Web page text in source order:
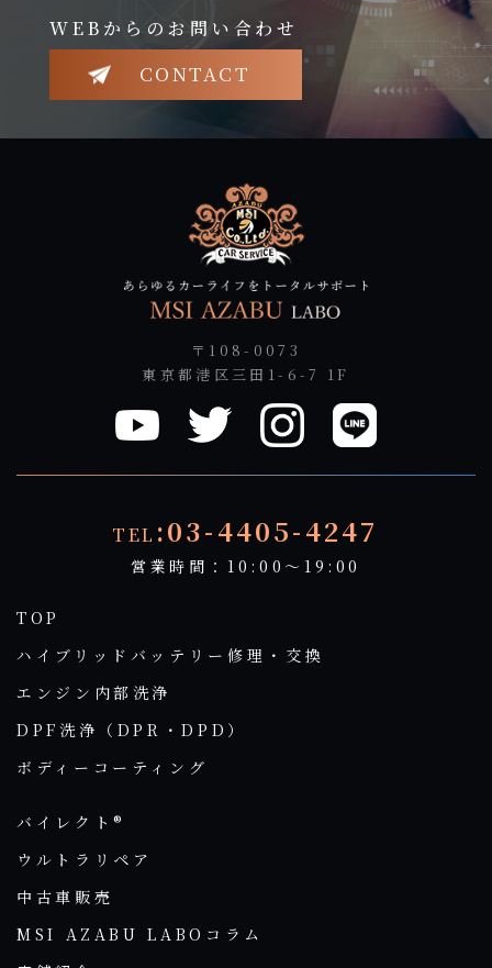
WEBからのお問い合わせ
CONTACT
〒108-0073
東京都港区三田1-6-7 1F
TEL :03-4405-4247
営業時間：10:00～19:00
TOP
ハイブリッドバッテリー修理・交換
エンジン内部洗浄
DPF洗浄（DPR・DPD）
ボディーコーティング
バイレクト®
ウルトラリペア
中古車販売
MSI AZABU LABOコラム